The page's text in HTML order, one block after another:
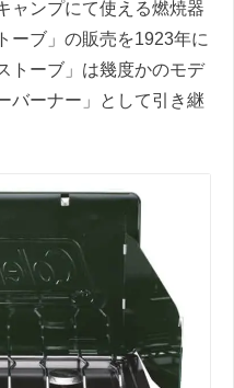
ャンプにて使える燃焼器
ーブ」の販売を1923年に
トーブ」は幾度かのモデ
バーナー」として引き継